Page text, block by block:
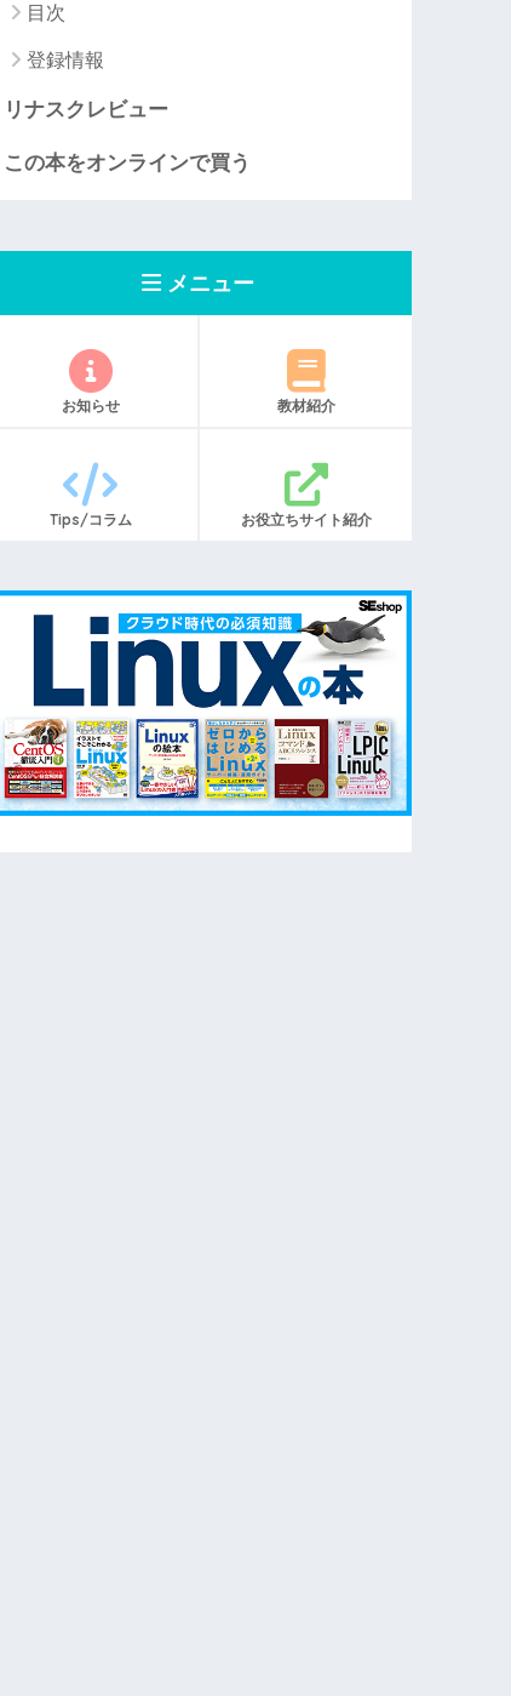
目次
登録情報
リナスクレビュー
この本をオンラインで買う
メニュー
お知らせ 教材紹介
Tips/コラム お役立ちサイト紹介